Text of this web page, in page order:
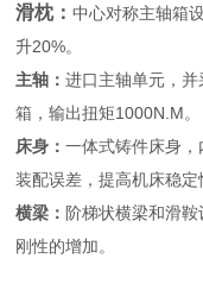
滑枕：中心对称主轴箱
升20%。
主轴：进口主轴单元，
箱，输出扭矩1000N.M。
床身：一体式铸件床身
装配误差，提高机床稳定
横梁： 阶梯状横梁和滑
刚性的增加。